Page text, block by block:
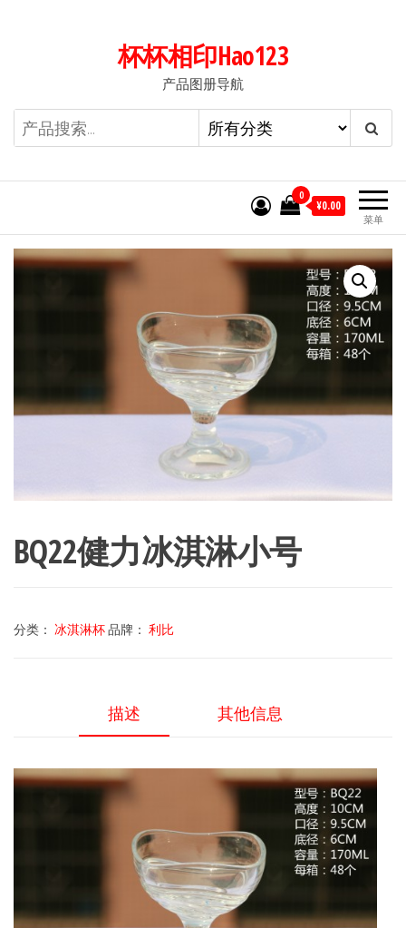
杯杯相印Hao123
产品图册导航
菜单
0
¥0.00
BQ22健力冰淇淋小号
分类： 冰淇淋杯品牌： 利比
描述 其他信息